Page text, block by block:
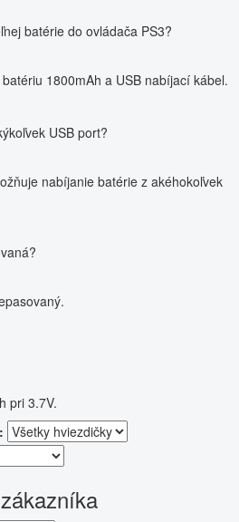
batérie do ovládača PS3?
1800mAh a USB nabíjací kábel.
USB port?
nabíjanie batérie z akéhokoľvek
pri 3.7V.